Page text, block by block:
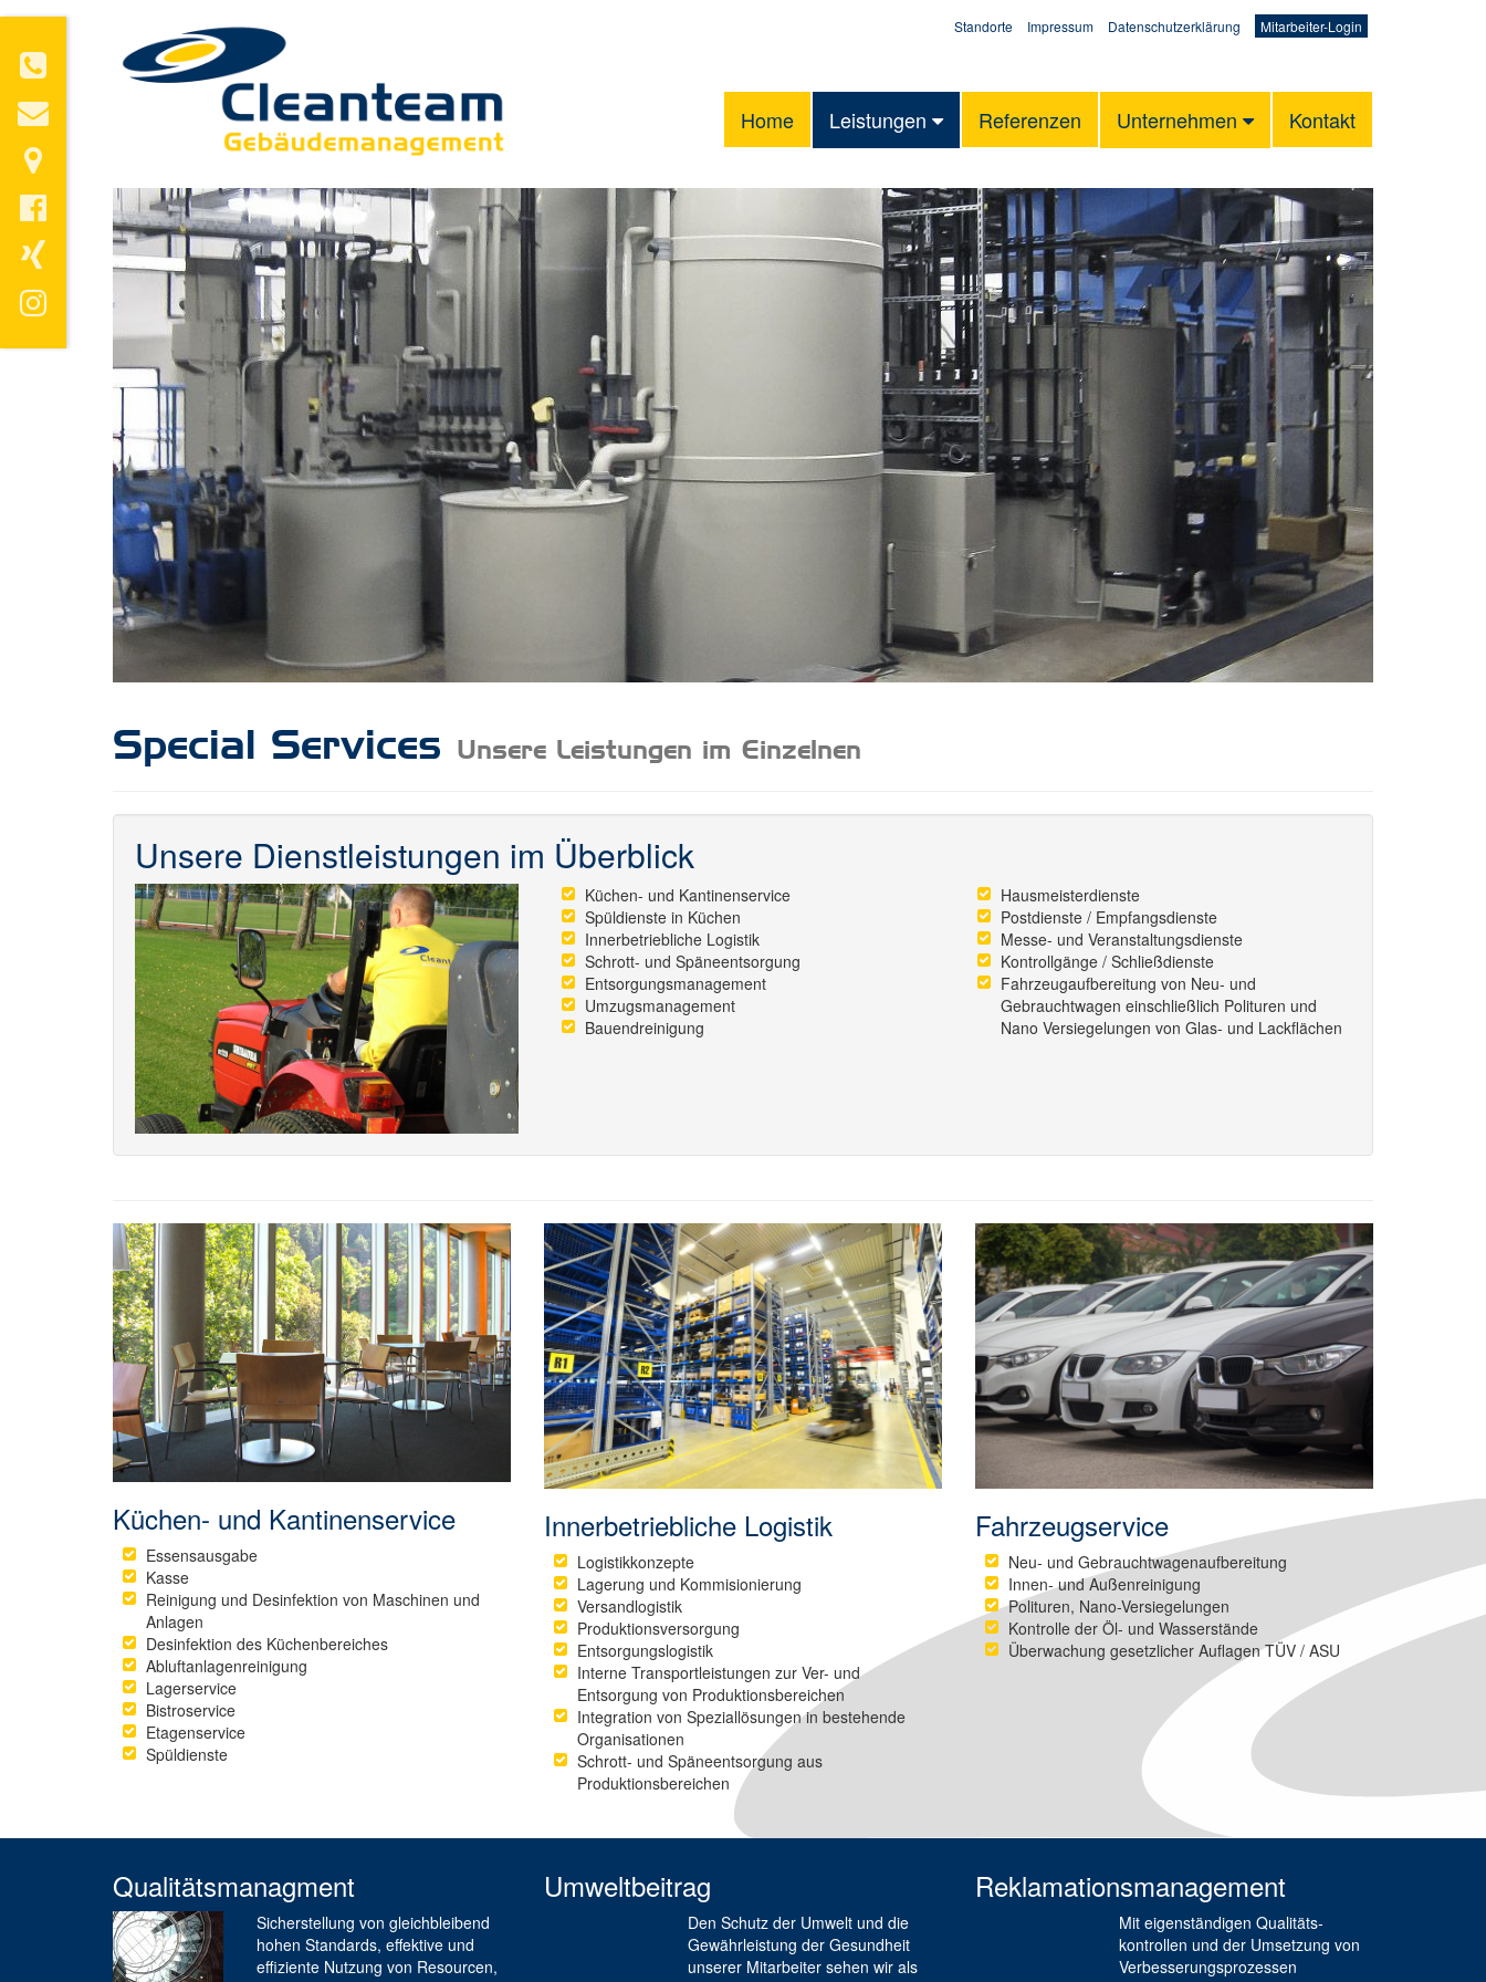
Standorte Impressum Datenschutzerklärung Mitarbeiter-Login
Home Leistungen Referenzen Unternehmen Kontakt
Special Services Unsere Leistungen im Einzelnen
Unsere Dienstleistungen im Überblick
Küchen- und Kantinenservice
Spüldienste in Küchen
Innerbetriebliche Logistik
Schrott- und Späneentsorgung
Entsorgungsmanagement
Umzugsmanagement
Bauendreinigung
Hausmeisterdienste
Postdienste / Empfangsdienste
Messe- und Veranstaltungsdienste
Kontrollgänge / Schließdienste
Fahrzeugaufbereitung von Neu- und
Gebrauchtwagen einschließlich Polituren und
Nano Versiegelungen von Glas- und Lackflächen
Küchen- und Kantinenservice
Essensausgabe
Kasse
Reinigung und Desinfektion von Maschinen und
Anlagen
Desinfektion des Küchenbereiches
Abluftanlagenreinigung
Lagerservice
Bistroservice
Etagenservice
Spüldienste
Innerbetriebliche Logistik
Logistikkonzepte
Lagerung und Kommisionierung
Versandlogistik
Produktionsversorgung
Entsorgungslogistik
Interne Transportleistungen zur Ver- und
Entsorgung von Produktionsbereichen
Integration von Speziallösungen in bestehende
Organisationen
Schrott- und Späneentsorgung aus
Produktionsbereichen
Fahrzeugservice
Neu- und Gebrauchtwagenaufbereitung
Innen- und Außenreinigung
Polituren, Nano-Versiegelungen
Kontrolle der Öl- und Wasserstände
Überwachung gesetzlicher Auflagen TÜV / ASU
Qualitätsmanagment
Sicherstellung von gleichbleibend
hohen Standards, effektive und
effiziente Nutzung von Resourcen,
Umweltbeitrag
Den Schutz der Umwelt und die
Gewährleistung der Gesundheit
unserer Mitarbeiter sehen wir als
Reklamationsmanagement
Mit eigenständigen Qualitäts­
kontrollen und der Umsetzung von
Verbesserungs­prozessen